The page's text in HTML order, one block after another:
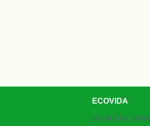
ECOVIDA
Centro de